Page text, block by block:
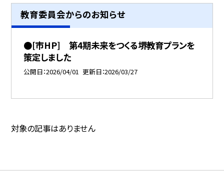
教育委員会からのお知らせ
●[市HP] 第4期未来をつくる堺教育プランを
策定しました
公開日 2026/04/01 更新日 2026/03/27
対象の記事はありません